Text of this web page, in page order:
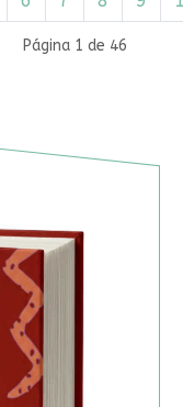
Página 1 de 46